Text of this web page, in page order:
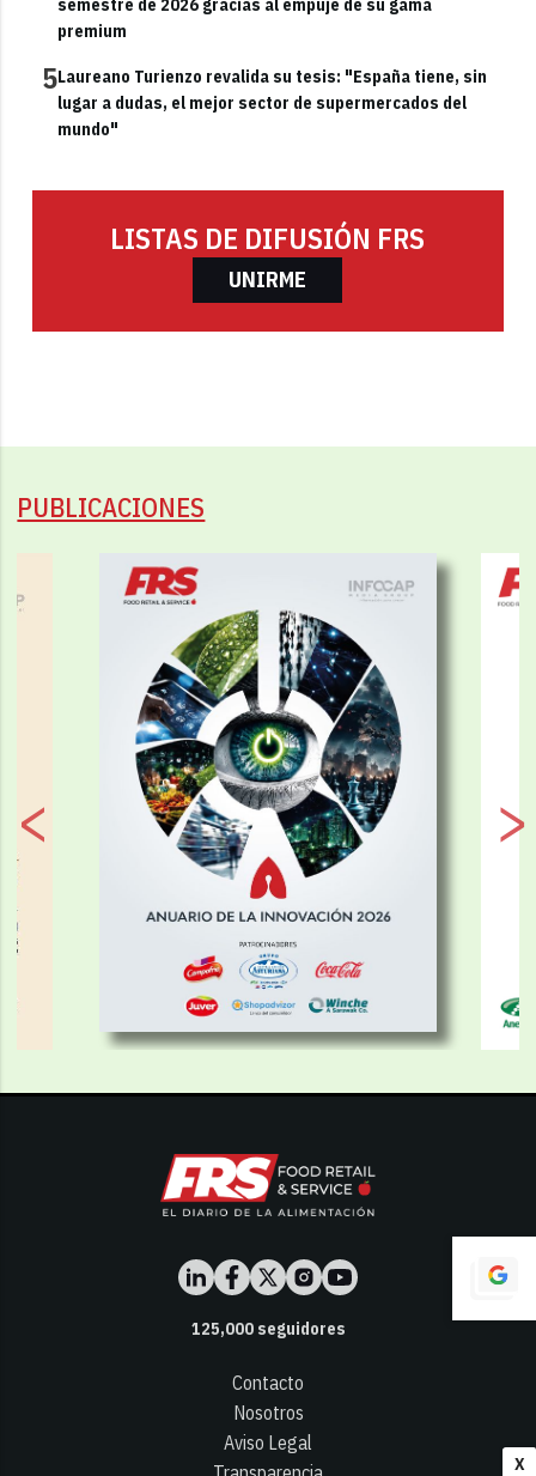
X
semestre de 2026 gracias al empuje de su gama
premium
5Laureano Turienzo revalida su tesis: "España tiene, sin
lugar a dudas, el mejor sector de supermercados del
mundo"
LISTAS DE DIFUSIÓN FRS
UNIRME
PUBLICACIONES
125,000seguidores
Contacto
Nosotros
Aviso Legal